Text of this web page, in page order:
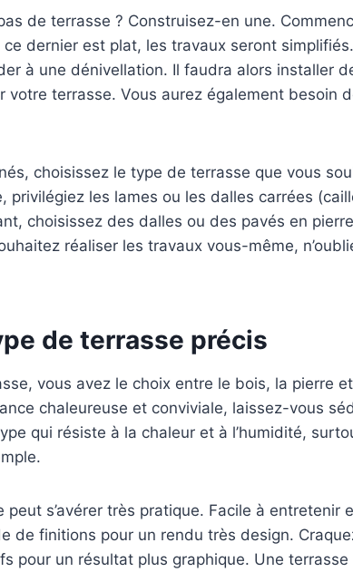
de terrasse ? Construisez-en une.
dernier est plat, les travaux seront
à une dénivellation. Il faudra alors installer
votre terrasse. Vous aurez également besoin
choisissez le type de terrasse que vous
privilégiez les lames ou les dalles carrées
choisissez des dalles ou des pavés en
réaliser les travaux vous-même,
de terrasse précis
vous avez le choix entre le bois, la pierre
chaleureuse et conviviale, laissez-vous
qui résiste à la chaleur et à l’humidité,
s’avérer très pratique. Facile à entretenir
de finitions pour un rendu très design.
pour un résultat plus graphique. Une terrasse